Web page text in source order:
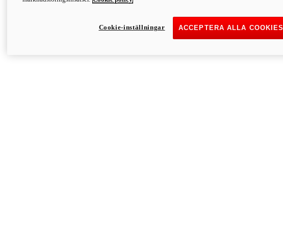
ACCEPTERA ALLA COOKIES
Cookie-inställningar